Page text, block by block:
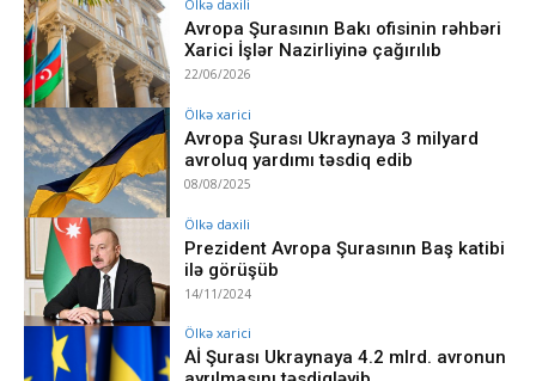
Ölkə daxili
Avropa Şurasının Bakı ofisinin rəhbəri
Xarici İşlər Nazirliyinə çağırılıb
22/06/2026
Ölkə xarici
Avropa Şurası Ukraynaya 3 milyard
avroluq yardımı təsdiq edib
08/08/2025
Ölkə daxili
Prezident Avropa Şurasının Baş katibi
ilə görüşüb
14/11/2024
Ölkə xarici
Aİ Şurası Ukraynaya 4.2 mlrd. avronun